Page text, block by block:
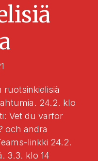
ruotsinkielisiä
24.2. klo
Vet du varför
och andra
linkki 24.2.
3.3. klo 14